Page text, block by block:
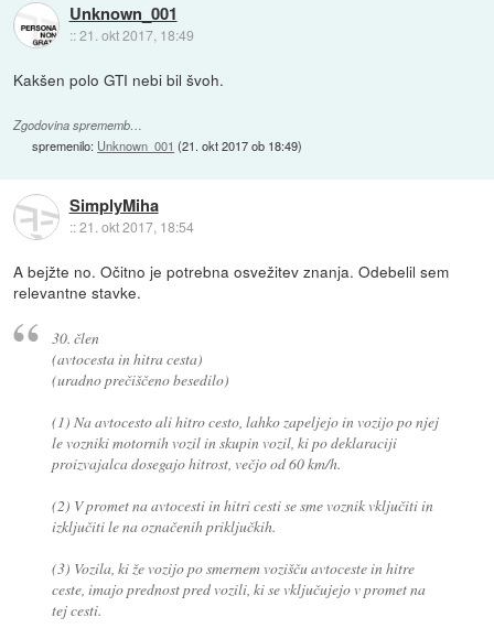
Unknown_001
::21. okt 2017, 18:49
Kakšen polo GTI nebi bil švoh.
Zgodovina sprememb…
spremenilo: Unknown_001 (21. okt 2017 ob 18:49)
SimplyMiha
::21. okt 2017, 18:54
A bejžte no. Očitno je potrebna osvežitev znanja. Odebelil sem
relevantne stavke.
30. člen
(avtocesta in hitra cesta)
(uradno prečiščeno besedilo)
(1) Na avtocesto ali hitro cesto, lahko zapeljejo in vozijo po njej
le vozniki motornih vozil in skupin vozil, ki po deklaraciji
proizvajalca dosegajo hitrost, večjo od 60 km/h.
(2) V promet na avtocesti in hitri cesti se sme voznik vključiti in
izključiti le na označenih priključkih.
(3) Vozila, ki že vozijo po smernem vozišču avtoceste in hitre
ceste, imajo prednost pred vozili, ki se vključujejo v promet na
tej cesti.